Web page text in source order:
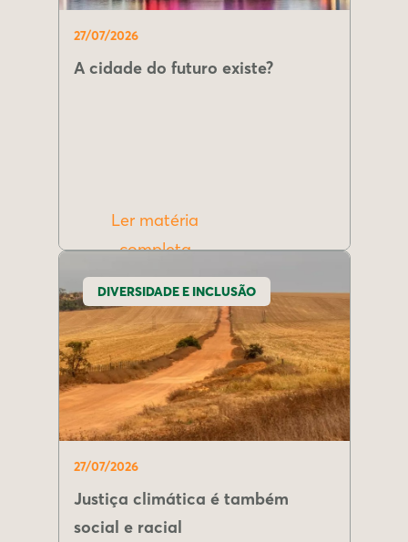
27/07/2026
A cidade do futuro existe?
Ler matéria
completa
DIVERSIDADE E INCLUSÃO
27/07/2026
Justiça climática é também
social e racial